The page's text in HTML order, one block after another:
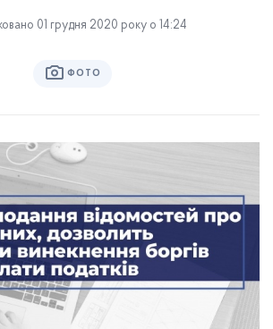
01 грудня 2020 року о 14:24
ФОТО